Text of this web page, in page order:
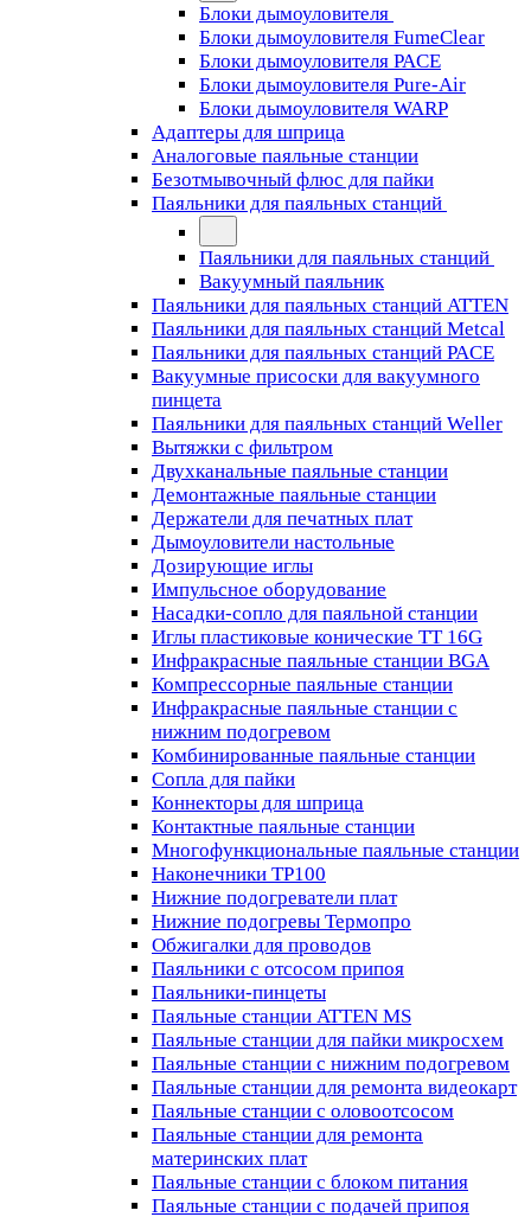
Блоки дымоуловителя
Блоки дымоуловителя FumeClear
Блоки дымоуловителя PACE
Блоки дымоуловителя Pure-Air
Блоки дымоуловителя WARP
Адаптеры для шприца
Аналоговые паяльные станции
Безотмывочный флюс для пайки
Паяльники для паяльных станций
Паяльники для паяльных станций
Вакуумный паяльник
Паяльники для паяльных станций ATTEN
Паяльники для паяльных станций Metcal
Паяльники для паяльных станций PACE
Вакуумные присоски для вакуумного
пинцета
Паяльники для паяльных станций Weller
Вытяжки с фильтром
Двухканальные паяльные станции
Демонтажные паяльные станции
Держатели для печатных плат
Дымоуловители настольные
Дозирующие иглы
Импульсное оборудование
Насадки-сопло для паяльной станции
Иглы пластиковые конические TT 16G
Инфракрасные паяльные станции BGA
Компрессорные паяльные станции
Инфракрасные паяльные станции с
нижним подогревом
Комбинированные паяльные станции
Сопла для пайки
Коннекторы для шприца
Контактные паяльные станции
Многофункциональные паяльные станции
Наконечники TP100
Нижние подогреватели плат
Нижние подогревы Термопро
Обжигалки для проводов
Паяльники с отсосом припоя
Паяльники-пинцеты
Паяльные станции ATTEN MS
Паяльные станции для пайки микросхем
Паяльные станции с нижним подогревом
Паяльные станции для ремонта видеокарт
Паяльные станции с оловоотсосом
Паяльные станции для ремонта
материнских плат
Паяльные станции с блоком питания
Паяльные станции с подачей припоя